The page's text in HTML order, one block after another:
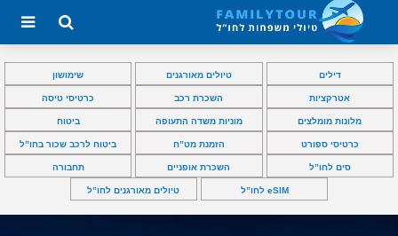
דילים טיולים מאורגנים שימושון
אטרקציות השכרת רכב כרטיסי טיסה
מלונות מומלצים מוניות משדה התעופה ביטוח
כרטיסי ספורט הזמנת מט”ח ביטוח לרכב שכור בחו”ל
סים לחו”ל השכרת אופניים תחבורה
eSIM לחו”ל טיולים מאורגנים לחו”ל